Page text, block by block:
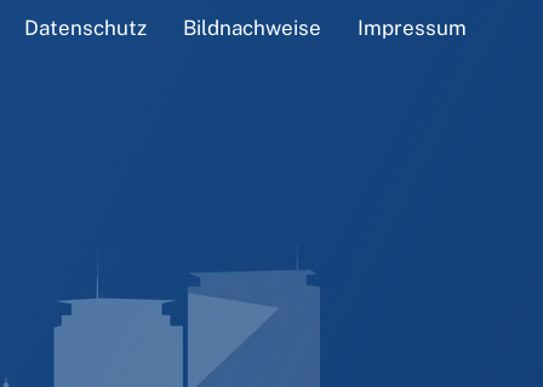
Datenschutz Bildnachweise Impressum